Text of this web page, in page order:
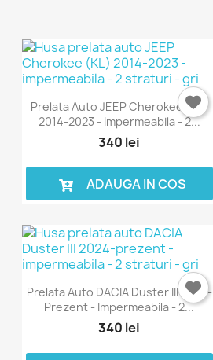
Prelata Auto JEEP Cherokee (KL)
2014-2023 - Impermeabila - 2...
340 lei
ADAUGA IN COS
Prelata Auto DACIA Duster III 2024-
Prezent - Impermeabila - 2...
340 lei